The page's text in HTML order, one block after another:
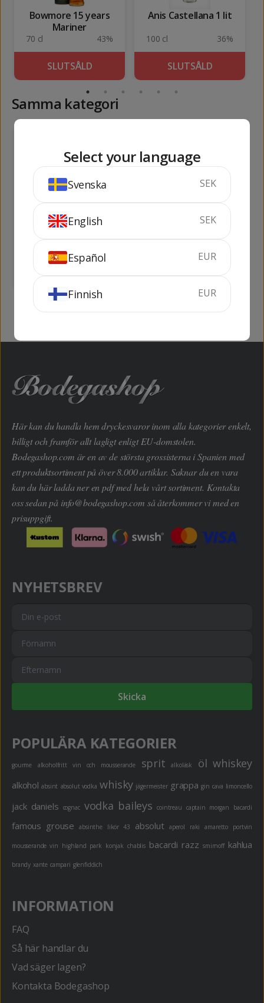
Bowmore 15 years
Mariner
70 cl 43%
SLUTSÅLD
Anis Castellana 1 lit
100 cl 36%
SLUTSÅLD
Samma kategori
Carlos I
70 cl
KÖP
Soberano 1 lit
30%
KÖP
Här kan du handla hem dryckesvaror inom alla kategorier enkelt,
billigt och framför allt lagligt enligt EU-domstolen.
Bodegashop.com är en av de största grossisterna i Spanien med
ett produktsortiment på över 8.000 artiklar. Saknar du en vara
kan du här ladda ner en pdf med hela vårt sortiment. Kontakta
oss sedan på info@bodegashop.com så återkommer vi med en
prisuppgift.
NYHETSBREV
Skicka
POPULÄRA KATEGORIER
gourme alkoholfritt vin och mousserande sprit alkoläsk öl whiskey
alkohol absint absolut vodka whisky jägermeister grappa gin cava limoncello
jack daniels cognac vodka baileys cointreau captain morgan bacardi
famous grouse absinthe likör 43 absolut aperol raki amaretto portvin
mousserande vin highland park konjak chablis bacardi razz smirnoff kahlua
brandy xante campari glenfiddich
INFORMATION
FAQ
Så här handlar du
Vad säger lagen?
Kontakta Bodegashop
Select your language
Svenska SEK
English SEK
Español EUR
Finnish EUR